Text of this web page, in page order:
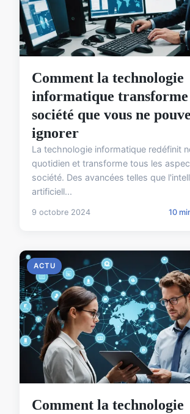
Comment la technologie
informatique
société que vous ne
ignorer
La technologie informatique redéfinit
quotidien et transforme tous les
société. Des avancées telles que
artificiell...
9 octobre 2024 10
ACTU
Comment la technologie